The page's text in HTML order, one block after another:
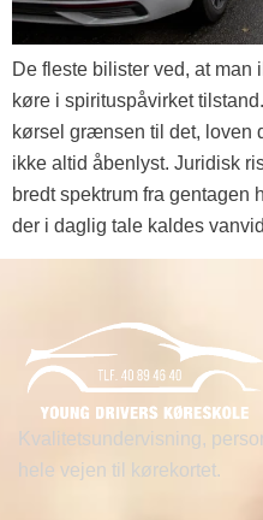
De fleste bilister ved, at man
køre i spirituspåvirket
kørsel grænsen til det, loven
ikke altid åbenlyst. Juridisk
bredt spektrum fra gentagen
der i daglig tale kaldes
Kvalitetsundervisning,
hele vejen til kørekortet.